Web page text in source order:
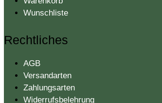
Wunschliste
Rechtliches
AGB
Versandarten
Zahlungsarten
Widerrufsbelehrung